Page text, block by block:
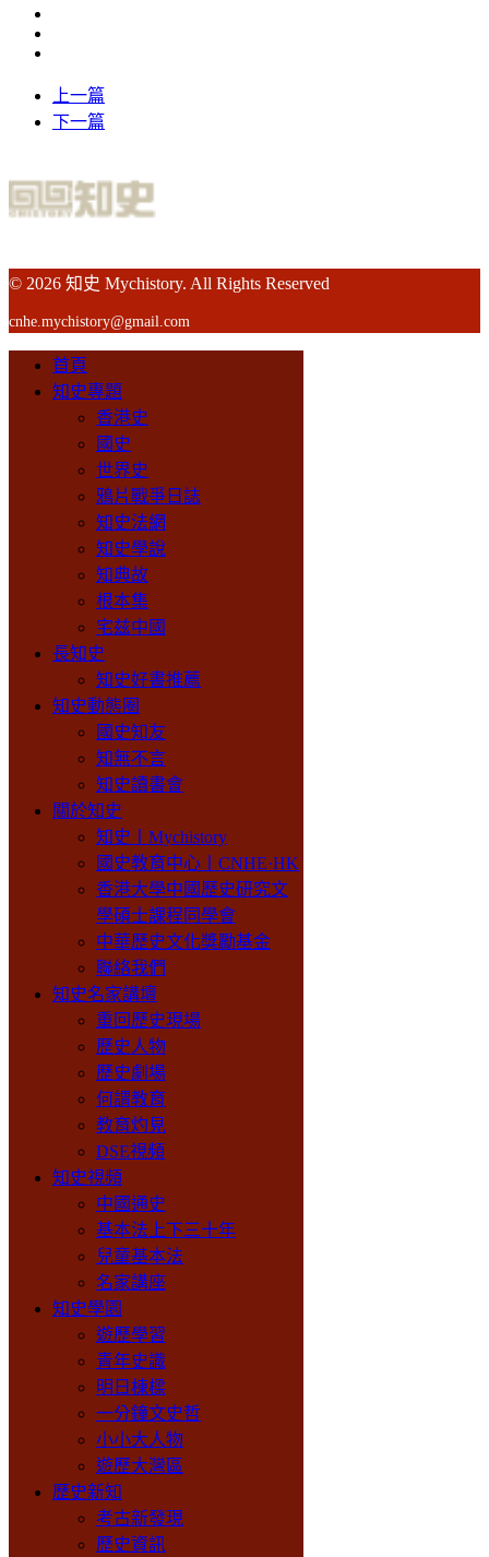
上一篇
下一篇
© 2026 知史 Mychistory. All Rights Reserved
cnhe.mychistory@gmail.com
首頁
知史專題
香港史
國史
世界史
鴉片戰爭日誌
知史法網
知史學說
知典故
根本集
宅兹中國
長知史
知史好書推薦
知史動態圈
國史知友
知無不言
知史讀書會
關於知史
知史丨Mychistory
國史教育中心丨CNHE·HK
香港大學中國歷史研究文
學碩士課程同學會
中華歷史文化獎勵基金
聯絡我們
知史名家講壇
重回歷史現場
歷史人物
歷史劇場
何謂教育
教育灼見
DSE視頻
知史視頻
中國通史
基本法上下三十年
兒童基本法
名家講座
知史學園
遊歷學習
青年史識
明日棟樑
一分鐘文史哲
小小大人物
遊歷大灣區
歷史新知
考古新發現
歷史資訊